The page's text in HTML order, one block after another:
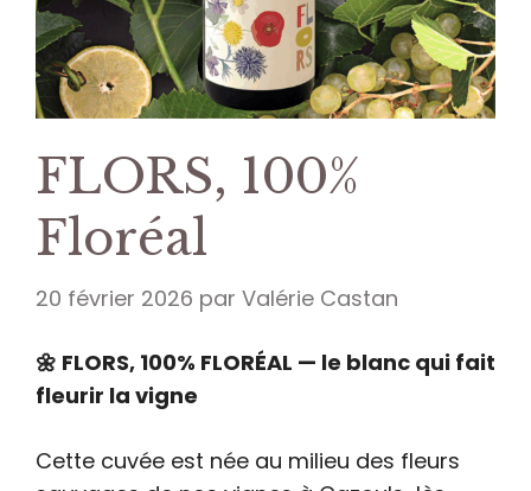
FLORS, 100%
Floréal
20 février 2026 par Valérie Castan
🌼 FLORS, 100% FLORÉAL — le blanc qui fait
fleurir la vigne
Cette cuvée est née au milieu des fleurs